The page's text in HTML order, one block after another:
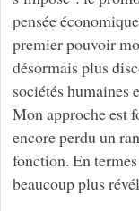
pensée
premier pouvoir
désormais plus
sociétés humaines
Mon approche est
encore perdu un
fonction. En
beaucoup plus